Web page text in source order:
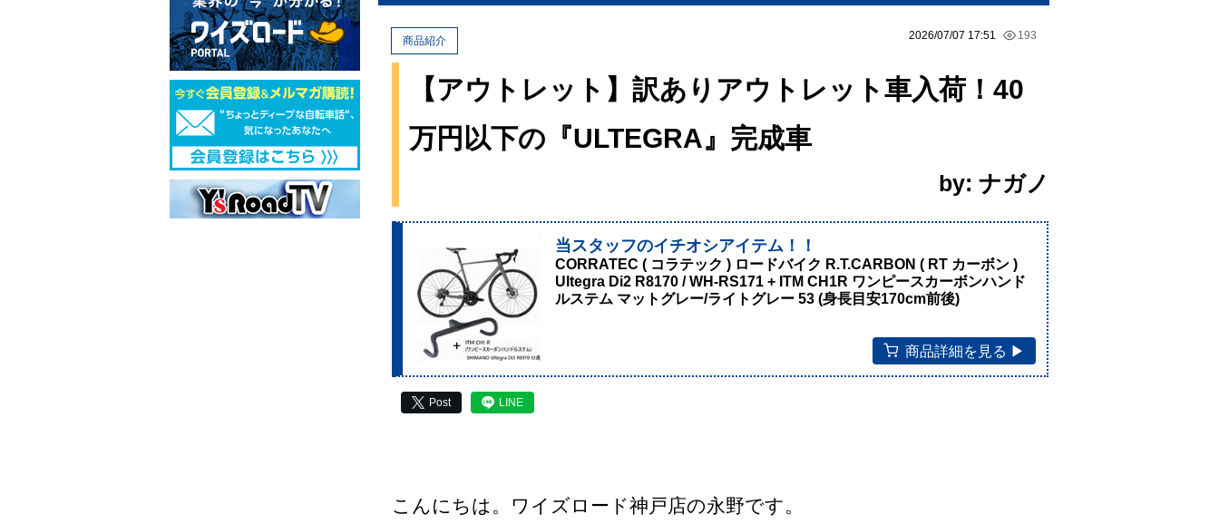
2026/07/07 17:51 193
商品紹介
【アウトレット】訳ありアウトレット車入荷！40
万円以下の『ULTEGRA』完成車
by: ナガノ
当スタッフのイチオシアイテム！！
CORRATEC ( コラテック ) ロードバイク R.T.CARBON ( RT カーボン )
Ultegra Di2 R8170 / WH-RS171 + ITM CH1R ワンピースカーボンハンド
ルステム マットグレー/ライトグレー 53 (身長目安170cm前後)
商品詳細を見る ▶︎
Post LINE
こんにちは。ワイズロード神戸店の永野です。